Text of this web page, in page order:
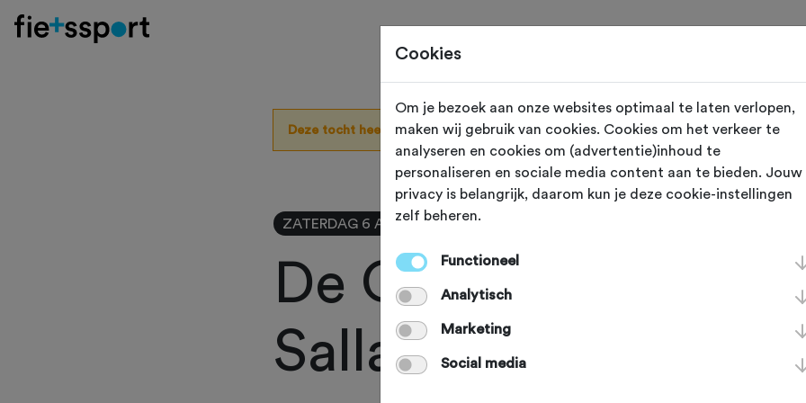
Deze tocht heeft reeds plaatsgevonden op 6-4-2024.
ZATERDAG 6 APR 2024 Heino (Overijssel)
De Orbea Omloop
Salland
Cookies
Om je bezoek aan onze websites optimaal te laten verlopen,
maken wij gebruik van cookies. Cookies om het verkeer te
analyseren en cookies om (advertentie)inhoud te
personaliseren en sociale media content aan te bieden. Jouw
privacy is belangrijk, daarom kun je deze cookie-instellingen
zelf beheren.
Functioneel
Analytisch
Marketing
Social media